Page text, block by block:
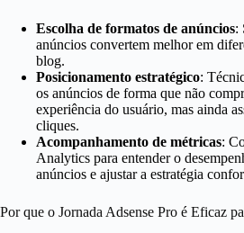
Escolha de formatos de anúncios:
anúncios convertem melhor em
blog.
Posicionamento estratégico:
os anúncios de forma que não
experiência do usuário, mas ainda
cliques.
Acompanhamento de métricas:
Analytics para entender o
anúncios e ajustar a estratégia
Por que o Jornada Adsense Pro é Eficaz